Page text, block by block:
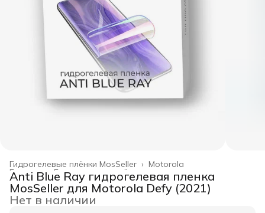
Motorola
Гидрогелевые плёнки MosSeller ›
Гидрогелевые плёнки ›
Главная ›
Anti Blue Ray гидрогелевая пленка
MosSeller для Motorola Defy (2021)
Нет в наличии